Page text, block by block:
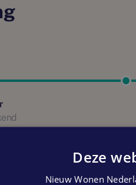
is indicatief. Er kunnen
Deze
Nieuw Wonen